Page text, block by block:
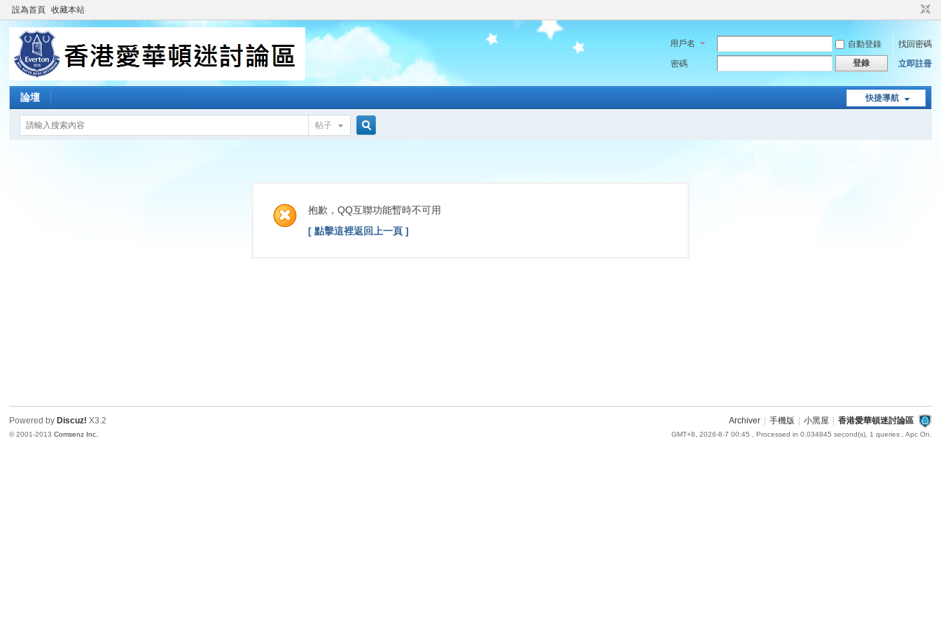
設為首頁 收藏本站
用戶名 自動登錄
找回密碼
密碼
登錄 立即註冊
快捷導航
論壇
帖子
索
抱歉，QQ互聯功能暫時不可用
[ 點擊這裡返回上一頁 ]
Archiver 手機版 小黑屋 香港愛華頓迷討論區
GMT+8, 2026-8-7 00:45 , Processed in 0.034845 second(s), 1 queries , Apc On.
Powered by Discuz! X3.2
© 2001-2013Comsenz Inc.